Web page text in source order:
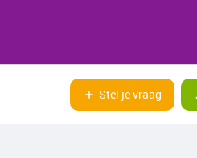
Stel je vraag